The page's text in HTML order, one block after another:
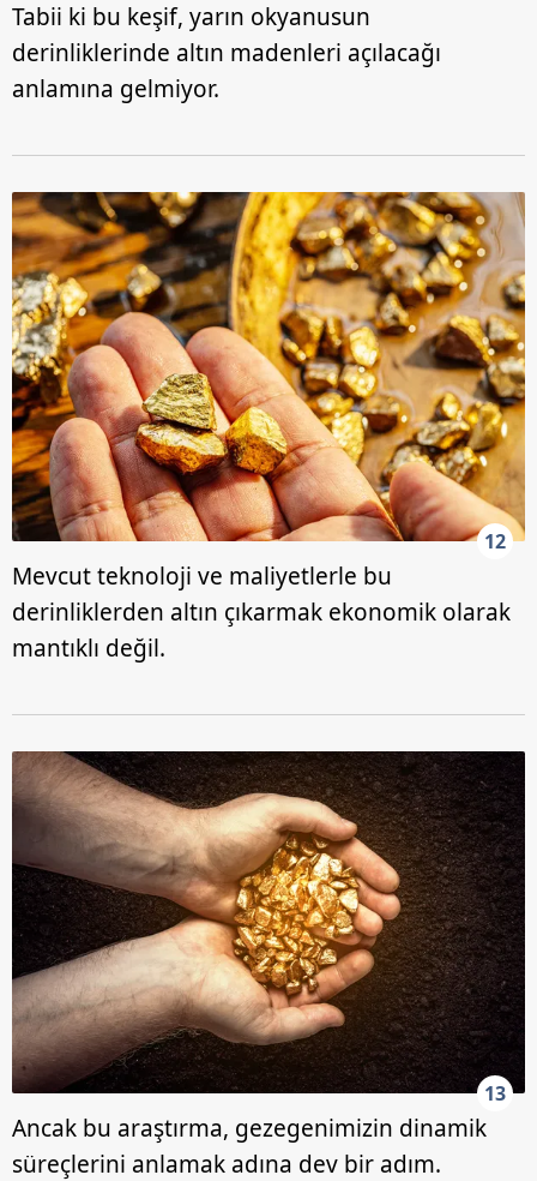
Tabii ki bu keşif, yarın okyanusun
derinliklerinde altın madenleri açılacağı
anlamına gelmiyor.
12
Mevcut teknoloji ve maliyetlerle bu
derinliklerden altın çıkarmak ekonomik olarak
mantıklı değil.
13
Ancak bu araştırma, gezegenimizin dinamik
süreçlerini anlamak adına dev bir adım.